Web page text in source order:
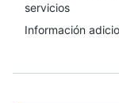
servicios
Información